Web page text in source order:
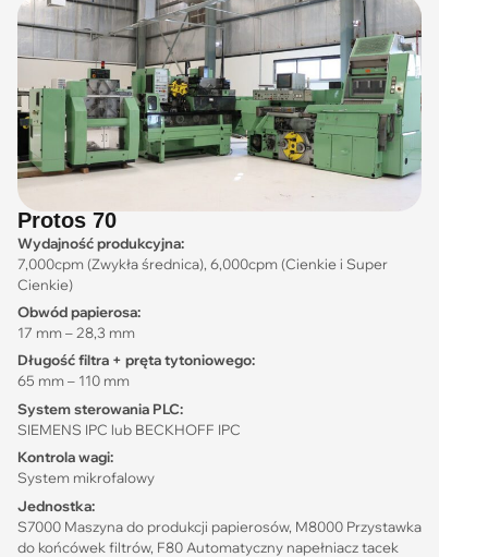
Protos 70
Wydajność produkcyjna:
7,000cpm (Zwykła średnica), 6,000cpm (Cienkie i Super
Cienkie)
Obwód papierosa:
17 mm – 28,3 mm
Długość filtra + pręta tytoniowego:
65 mm – 110 mm
System sterowania PLC:
SIEMENS IPC lub BECKHOFF IPC
Kontrola wagi:
System mikrofalowy
Jednostka:
S7000 Maszyna do produkcji papierosów, M8000 Przystawka
do końcówek filtrów, F80 Automatyczny napełniacz tacek